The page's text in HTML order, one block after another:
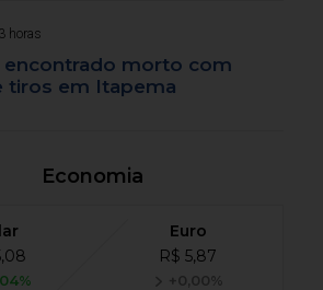
horas
encontrado morto com
tiros em Itapema
Economia
Euro
R$ 5,87
+0,00%